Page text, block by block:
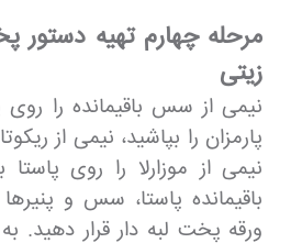
مرحله چهارم تهیه دستور
زیتی
نیمی از سس باقیمانده را روی
پارمزان را بپاشید، نیمی از
نیمی از موزارلا را روی پاستا
باقیمانده پاستا، سس و